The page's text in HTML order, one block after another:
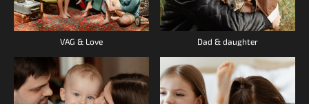
VAG & Love Dad & daughter